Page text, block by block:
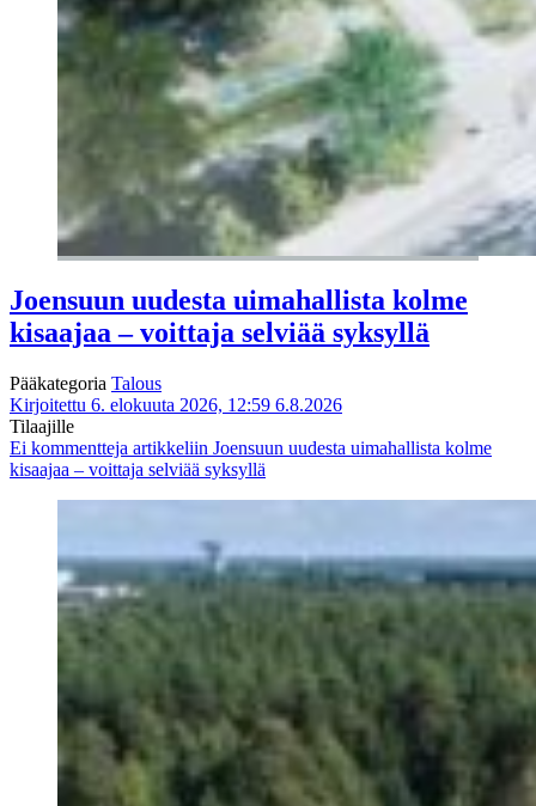
Joensuun uudesta uimahallista kolme
kisaajaa – voittaja selviää syksyllä
Pääkategoria Talous
Kirjoitettu 6. elokuuta 2026, 12:59 6.8.2026
Tilaajille
Ei kommentteja artikkeliin Joensuun uudesta uimahallista kolme
kisaajaa – voittaja selviää syksyllä